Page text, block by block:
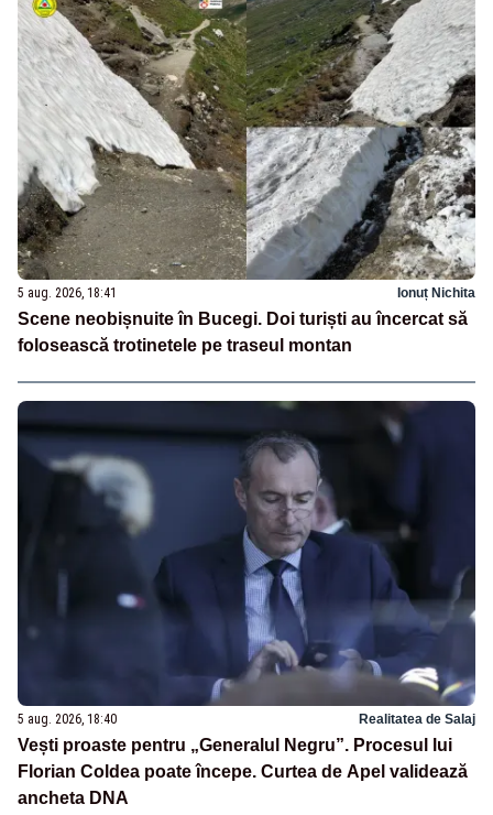
5 aug. 2026, 18:41 Ionuț Nichita
Scene neobișnuite în Bucegi. Doi turiști au încercat să
folosească trotinetele pe traseul montan
5 aug. 2026, 18:40 Realitatea de Salaj
Vești proaste pentru „Generalul Negru”. Procesul lui
Florian Coldea poate începe. Curtea de Apel validează
ancheta DNA